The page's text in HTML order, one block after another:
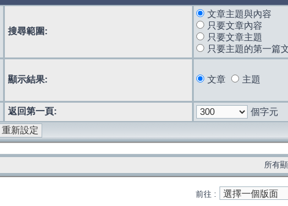
搜尋範圍:
文章主題與內容
只要文章內容
只要文章主題
只要主題的第一篇
顯示結果: 文章 主題
返回第一頁: 個字元
所有
前往 :